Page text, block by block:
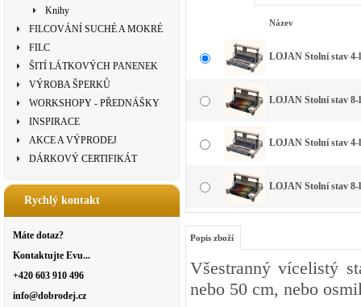
Knihy
FILCOVÁNÍ SUCHÉ A MOKRÉ
FILC
ŠITÍ LÁTKOVÝCH PANENEK
VÝROBA ŠPERKŮ
WORKSHOPY - PŘEDNÁŠKY
INSPIRACE
AKCE A VÝPRODEJ
DÁRKOVÝ CERTIFIKÁT
Rychlý kontakt
Máte dotaz?
Kontaktujte Evu...
+420 603 910 496
info@dobrodej.cz
Název
LOJAN Stolní stav
LOJAN Stolní stav
LOJAN Stolní stav
LOJAN Stolní stav
Popis zboží
Všestranný vícelistý
nebo 50 cm, nebo